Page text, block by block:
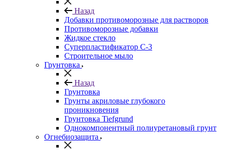
Назад
Добавки противоморозные для растворов
Противоморозные добавки
Жидкое стекло
Суперпластификатор С-3
Строительное мыло
Грунтовка
Назад
Грунтовка
Грунты акриловые глубокого
проникновения
Грунтовка Tiefgrund
Однокомпонентный полиуретановый грунт
Огнебиозащита